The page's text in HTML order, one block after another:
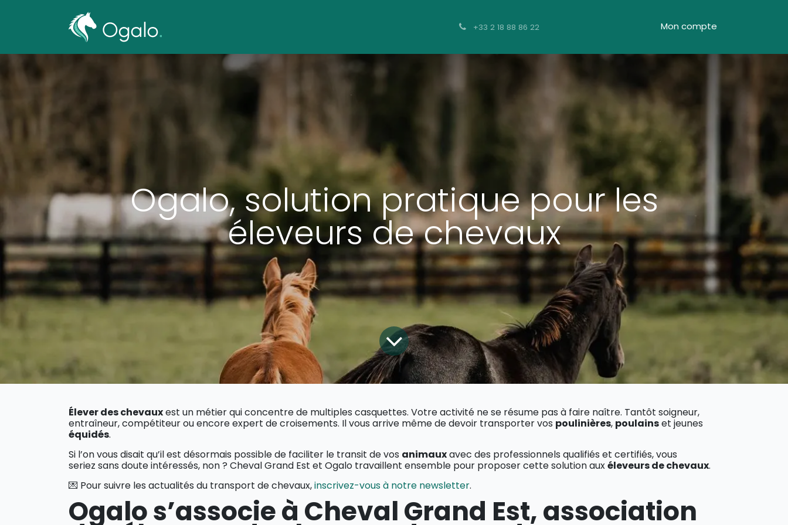
+33 2 18 88 86 22 Mon compte
Ogalo, solution pratique pour les
éleveurs de chevaux
Élever des chevauxest un métier qui concentre de multiples casquettes. Votre activité ne se résume pas à faire naître. Tantôt soigneur,
entraîneur, compétiteur ou encore expert de croisements. Il vous arrive même de devoir transporter vos poulinières, poulainset jeunes
équidés.
Si l’on vous disait qu’il est désormais possible de faciliter le transit de vos animauxavec des professionnels qualifiés et certifiés, vous
seriez sans doute intéressés, non ? Cheval Grand Est et Ogalo travaillent ensemble pour proposer cette solution auxéleveurs de chevaux.
💌 Pour suivre les actualités du transport de chevaux,inscrivez-vous à notre newsletter.
Ogalo s’associe à Cheval Grand Est, association